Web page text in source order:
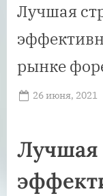
Лучшая
рынке
Posted
26 июня, 2021
Лучшая